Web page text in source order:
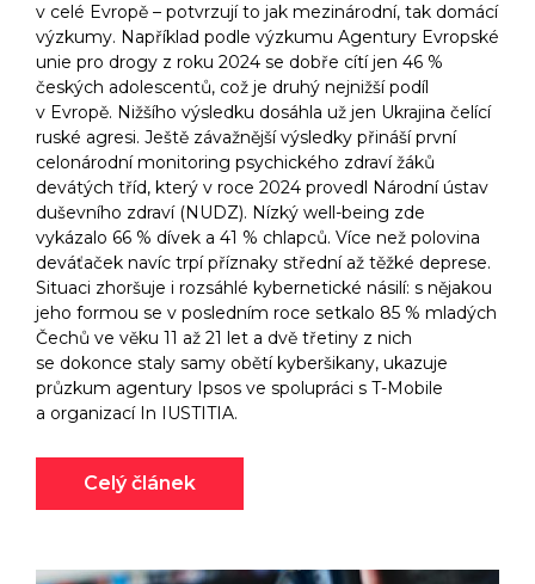
v celé Evropě – potvrzují to jak mezinárodní, tak domácí
výzkumy. Například podle výzkumu Agentury Evropské
unie pro drogy z roku 2024 se dobře cítí jen 46 %
českých adolescentů, což je druhý nejnižší podíl
v Evropě. Nižšího výsledku dosáhla už jen Ukrajina čelící
ruské agresi. Ještě závažnější výsledky přináší první
celonárodní monitoring psychického zdraví žáků
devátých tříd, který v roce 2024 provedl Národní ústav
duševního zdraví (NUDZ). Nízký well-being zde
vykázalo 66 % dívek a 41 % chlapců. Více než polovina
deváťaček navíc trpí příznaky střední až těžké deprese.
Situaci zhoršuje i rozsáhlé kybernetické násilí: s nějakou
jeho formou se v posledním roce setkalo 85 % mladých
Čechů ve věku 11 až 21 let a dvě třetiny z nich
se dokonce staly samy obětí kyberšikany, ukazuje
průzkum agentury Ipsos ve spolupráci s T-Mobile
a organizací In IUSTITIA.
Celý článek